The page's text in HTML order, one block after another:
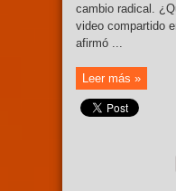
cambio radical.
video compartido
afirmó ...
Leer más »